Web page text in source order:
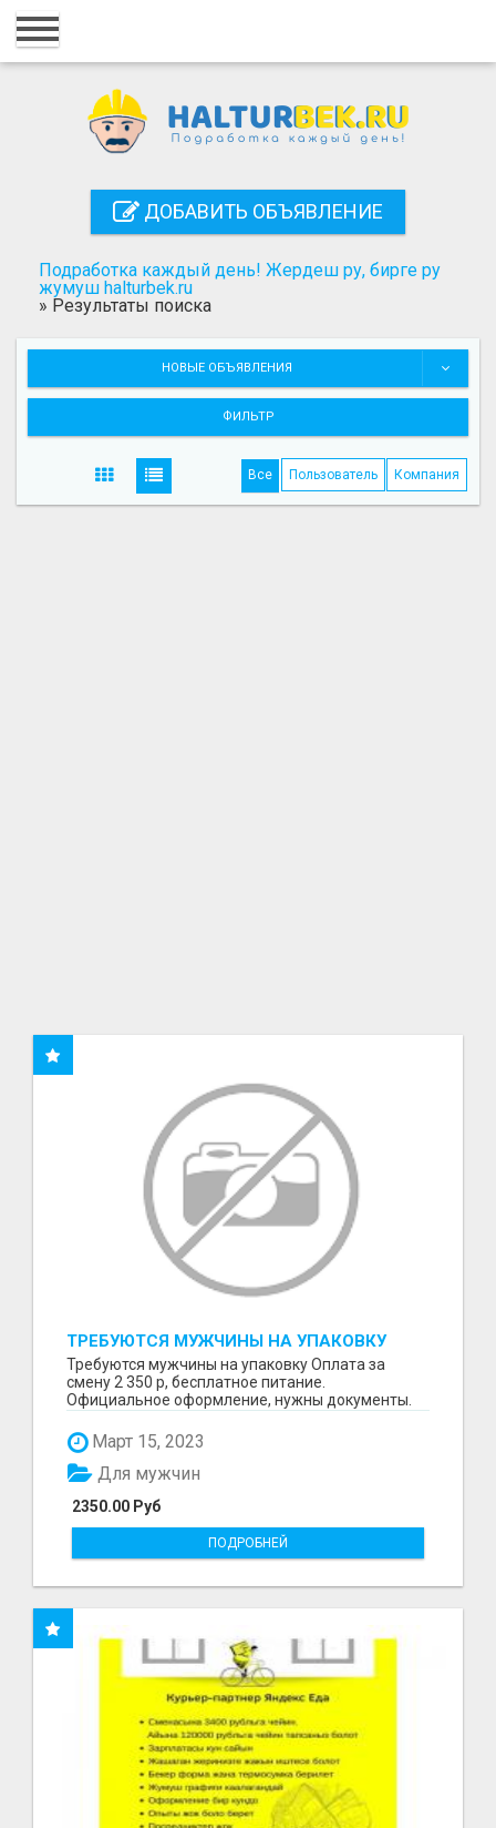
Главная
Регистрация
Поиск
ДОБАВИТЬ ОБЪЯВЛЕНИЕ
Подработка каждый день! Жердеш ру, бирге ру
жумуш halturbek.ru
» Результаты поиска
НОВЫЕ ОБЪЯВЛЕНИЯ
ФИЛЬТР
Все Пользователь Компания
ТРЕБУЮТСЯ МУЖЧИНЫ НА УПАКОВКУ
Требуются мужчины на упаковку Оплата за
смену 2 350 р, бесплатное питание.
Официальное оформление, нужны документы.
Март 15, 2023
2350.00 Руб
Для мужчин
ПОДРОБНЕЙ